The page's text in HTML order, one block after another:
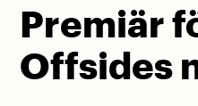
Premiär
Offsides